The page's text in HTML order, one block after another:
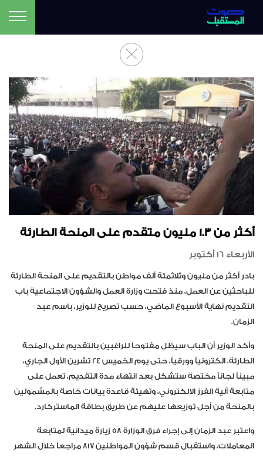
أكثر من 1.3 مليون متقدم على المنحة الطارئة
الأربعاء 16 أكتوبر
بادر أكثر من مليون وثلاثمئة ألف مواطن بالتقديم على المنحة الطارئة
للباحثين عن العمل، منذ فتحت وزارة العمل والشؤون الاجتماعية باب
التقديم نهاية الأسبوع الماضي، حسب تصريح للوزير، باسم عبد
الزمان.
وأكد الوزير أن الباب سيظل مفتوحاً للراغبين بالتقديم على المنحة
الطارئة، الكترونياً وورقياً، حتى يوم الخميس ٢٤ تشرين الأول الجاري،
مبيناً لجاناً مختصة ستشكل بعد انتهاء مدة التقديم، تعمل على
متابعة آلية الفرز الالكتروني، وتهيئة قاعدة بيانات خاصة بالمشمولين
بالمنحة من أجل توزيعها عليهم عن طريق بطاقة الماستركارد.
واعتبر عبد الزمان إلى إجراء فرق الوزارة ٥٨ زيارة ميدانية لمتابعة
المعاملات، واستقبال قسم شؤون المواطنين ٨١٧ مراجعاً خلال الشهر